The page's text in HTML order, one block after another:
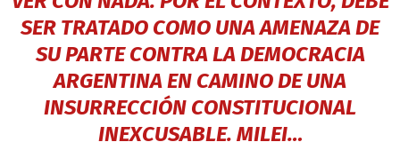
SER TRATADO COMO UNA AMENAZA DE
SU PARTE CONTRA LA DEMOCRACIA
ARGENTINA EN CAMINO DE UNA
INSURRECCIÓN CONSTITUCIONAL
INEXCUSABLE. MILEI…